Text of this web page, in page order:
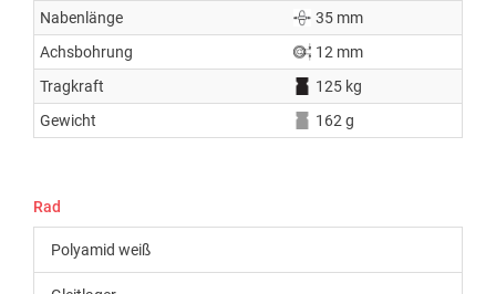
Nabenlänge
35 mm
Achsbohrung
12 mm
Tragkraft
125 kg
Gewicht
162 g
Rad
Polyamid weiß